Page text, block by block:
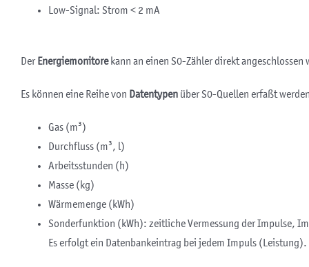
Low-Signal: Strom < 2 mA
Der Energiemonitorekann an einen S0-Zähler direkt angeschlossen
Es können eine Reihe von Datentypenüber S0-Quellen erfaßt
Gas (m³)
Durchfluss (m³, l)
Arbeitsstunden (h)
Masse (kg)
Wärmemenge (kWh)
Sonderfunktion (kWh): zeitliche Vermessung der Impulse,
Es erfolgt ein Datenbankeintrag bei jedem Impuls (Leistung).